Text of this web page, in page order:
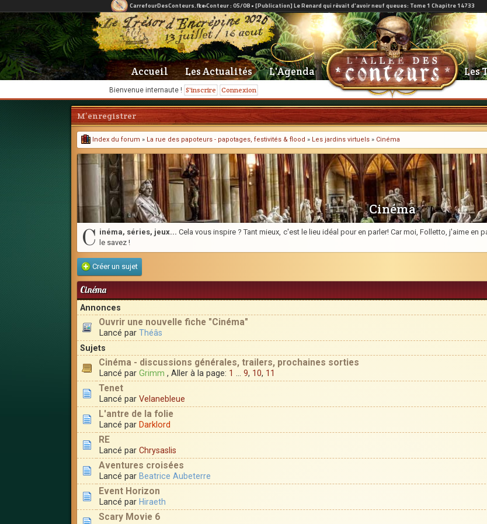
Bienvenue internaute ! S'inscrire Connexion
Accueil Les Actualités L'Agenda Les
M’enregistrer
Index du forum » La rue des papoteurs - papotages, festivités & flood » Les jardins virtuels » Cinéma
Cinéma
C inéma, séries, jeux... Cela vous inspire ? Tant mieux, c'est le lieu idéal pour en parler! Car moi, Folletto, j'aime en
le savez !
Créer un sujet
Cinéma
Annonces
Ouvrir une nouvelle fiche "Cinéma"
Lancé par Théâs
Sujets
Cinéma - discussions générales, trailers, prochaines sorties
Lancé par Grimm , Aller à la page: 1 9, 10, 11
Tenet
Lancé par Velanebleue
L'antre de la folie
Lancé par Darklord
RE
Lancé par Chrysaslis
Aventures croisées
Lancé par Beatrice Aubeterre
Event Horizon
Lancé par Hiraeth
Scary Movie 6